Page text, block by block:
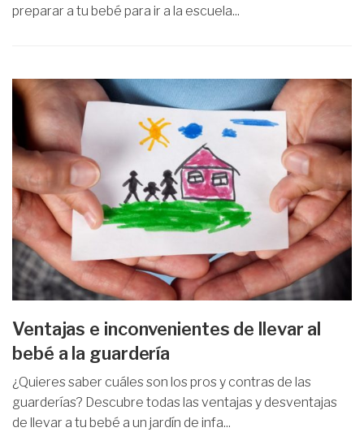
preparar a tu bebé para ir a la escuela...
Ventajas e inconvenientes de llevar al
bebé a la guardería
¿Quieres saber cuáles son los pros y contras de las
guarderías? Descubre todas las ventajas y desventajas
de llevar a tu bebé a un jardín de infa...